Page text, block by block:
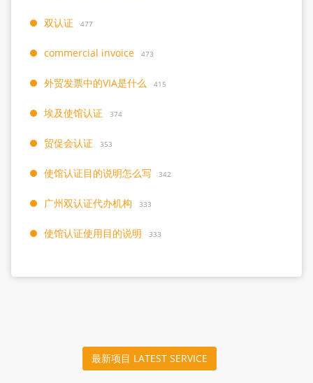
双认证 477
commercial invoice 473
外贸发票中的VIA是什么 415
埃及使馆认证 374
贸促会认证 353
使馆认证目的说明怎么写 342
广州双认证代办机构 333
使馆认证使用目的说明 333
最新项目 LATEST SERVICE